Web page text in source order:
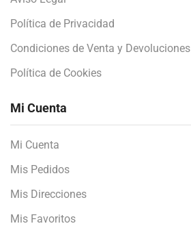
Política de Privacidad
Condiciones de Venta y Devoluciones
Política de Cookies
Mi Cuenta
Mi Cuenta
Mis Pedidos
Mis Direcciones
Mis Favoritos